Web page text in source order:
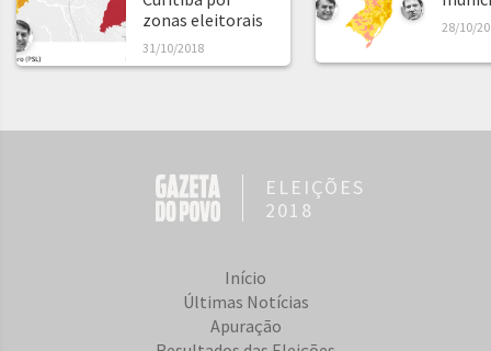
zonas eleitorais
31/10/2018
28/10/
ELEIÇÕES
2018
Início
Últimas Notícias
Apuração